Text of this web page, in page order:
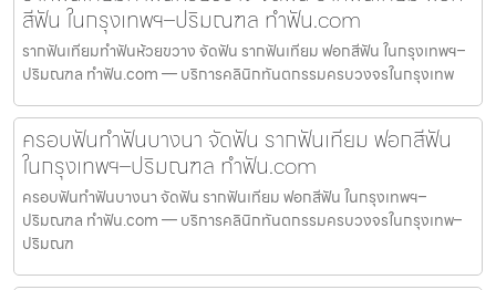
สีฟัน ในกรุงเทพฯ–ปริมณฑล ทำฟัน.com
รากฟันเทียมทำฟันห้วยขวาง จัดฟัน รากฟันเทียม ฟอกสีฟัน ในกรุงเทพฯ–
ปริมณฑล ทำฟัน.com — บริการคลินิกทันตกรรมครบวงจรในกรุงเทพ
ครอบฟันทำฟันบางนา จัดฟัน รากฟันเทียม ฟอกสีฟัน
ในกรุงเทพฯ–ปริมณฑล ทำฟัน.com
ครอบฟันทำฟันบางนา จัดฟัน รากฟันเทียม ฟอกสีฟัน ในกรุงเทพฯ–
ปริมณฑล ทำฟัน.com — บริการคลินิกทันตกรรมครบวงจรในกรุงเทพ–
ปริมณฑ